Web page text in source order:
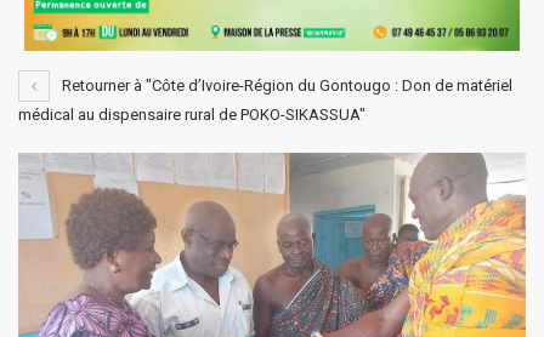
Retourner à "Côte d’Ivoire-Région du Gontougo : Don de matériel
médical au dispensaire rural de POKO-SIKASSUA"